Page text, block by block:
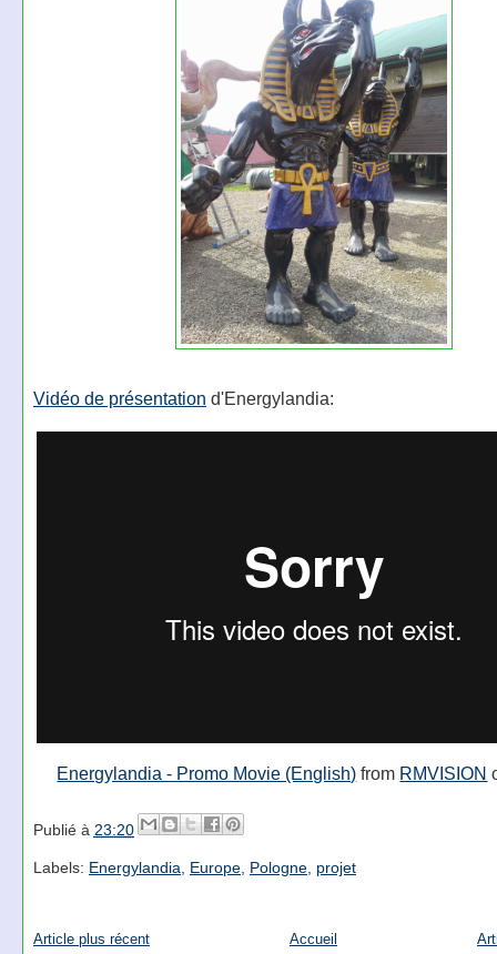
Vidéo de présentation d'Energylandia:
Energylandia - Promo Movie (English) from RMVISION
Publié à 23:20
Labels: Energylandia, Europe, Pologne, projet
Article plus récent Accueil